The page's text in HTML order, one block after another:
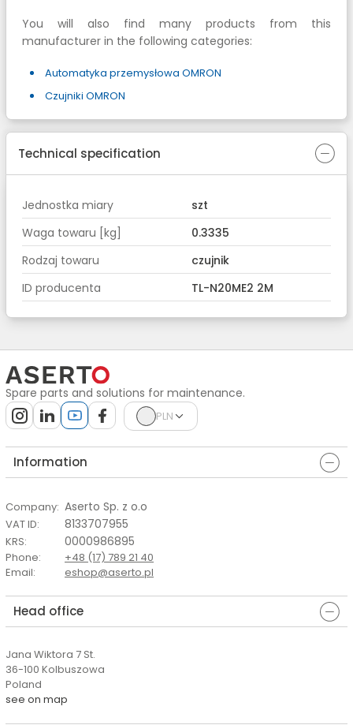
You will also find many products from this
manufacturer in the following categories:
Automatyka przemysłowa OMRON
Czujniki OMRON
Technical specification
Jednostka miary
szt
Waga towaru [kg]
0.3335
Rodzaj towaru
czujnik
ID producenta
TL-N20ME2 2M
Spare parts and solutions for maintenance.
PLN
Information
Company: Aserto Sp. z o.o
VAT ID: 8133707955
KRS: 0000986895
Phone:
+48 (17) 789 21 40
Email: eshop@aserto.pl
Head office
Jana Wiktora 7 St.
36-100 Kolbuszowa
Poland
see on map